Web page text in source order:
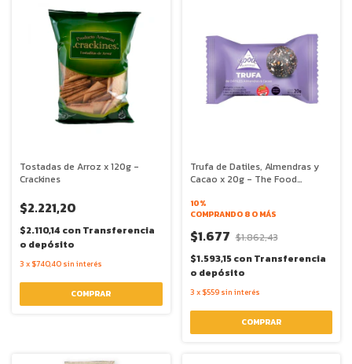
Tostadas de Arroz x 120g -
Crackines
$2.221,20
$2.110,14 conTransferencia
o depósito
3 x $740,40 sin interés
Trufa de Datiles, Almendras y
Cacao x 20g - The Food
10%
COMPRANDO 8 O MÁS
$1.677 $1.862,43
$1.593,15conTransferencia
o depósito
3 x $559 sin interés